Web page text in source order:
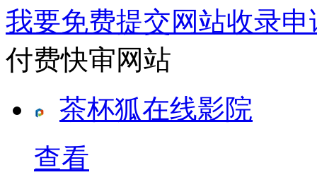
我要免费提交网站收录申
付费快审网站
茶杯狐在线影院
查看